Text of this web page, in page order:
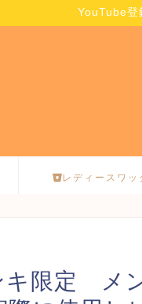
YouTube登
レディースワッ
キ限定